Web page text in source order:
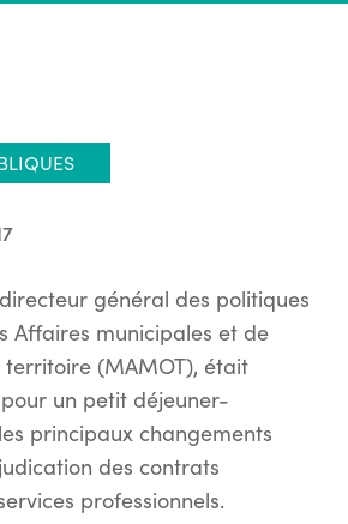
général des politiques
Affaires municipales et de
territoire (MAMOT), était
pour un petit déjeuner-
principaux changements
des contrats
professionnels.